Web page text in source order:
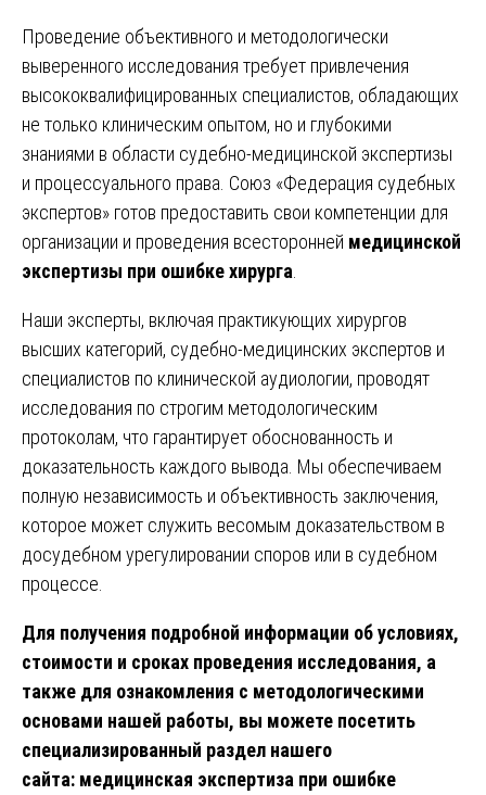
Проведение объективного и методологически
выверенного исследования требует привлечения
высококвалифицированных специалистов, обладающих
не только клиническим опытом, но и глубокими
знаниями в области судебно-медицинской экспертизы
и процессуального права. Союз «Федерация судебных
экспертов» готов предоставить свои компетенции для
организации и проведения всесторонней медицинской
экспертизы при ошибке хирурга
Наши эксперты, включая практикующих хирургов
высших категорий, судебно-медицинских экспертов и
специалистов по клинической аудиологии, проводят
исследования по строгим методологическим
протоколам, что гарантирует обоснованность и
доказательность каждого вывода. Мы обеспечиваем
полную независимость и объективность заключения,
которое может служить весомым доказательством в
досудебном урегулировании споров или в судебном
процессе.
Для получения подробной информации об условиях,
стоимости и сроках проведения исследования, а
также для ознакомления с методологическими
основами нашей работы, вы можете посетить
специализированный раздел нашего
сайта: медицинская экспертиза при ошибке